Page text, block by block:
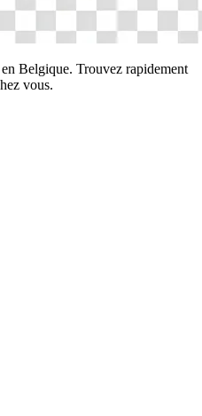
Belgique. Trouvez rapidement
vous.